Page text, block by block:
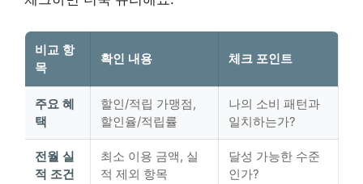
비교 항
목
확인 내용 체크 포인트
주요 혜
택
할인/적립 가맹점,
할인율/적립률
나의 소비 패턴과
일치하는가?
전월 실
적 조건
최소 이용 금액, 실
적 제외 항목
달성 가능한 수준
인가?